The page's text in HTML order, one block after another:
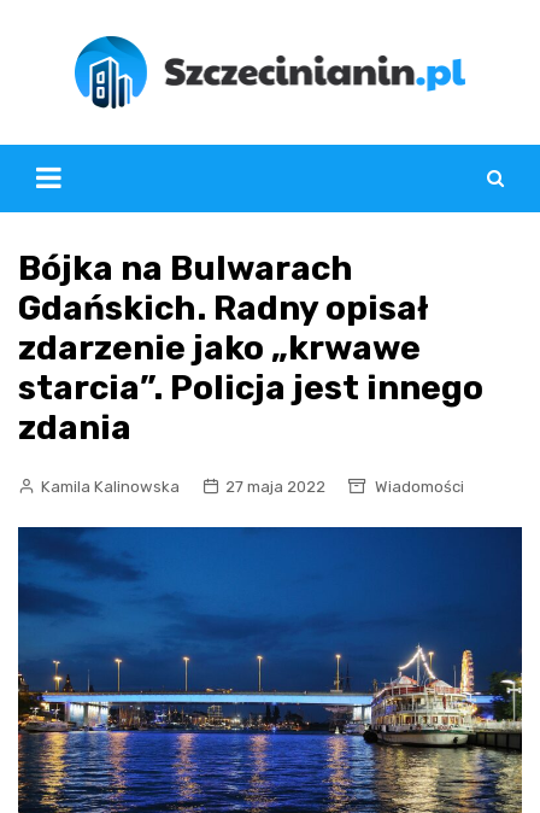
Bójka na Bulwarach
Gdańskich. Radny opisał
zdarzenie jako „krwawe
starcia”. Policja jest innego
zdania
Kamila Kalinowska 27 maja 2022 Wiadomości